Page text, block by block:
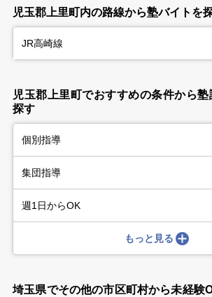
児玉郡上里町内の路線から塾バイトを
JR高崎線
児玉郡上里町でおすすめの条件から
探す
個別指導
集団指導
週1日からOK
もっと見る
埼玉県でその他の市区町村から未経験